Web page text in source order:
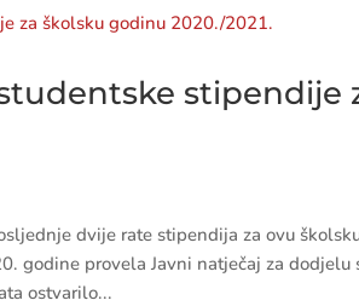
stipendije
dvije rate stipendija za ovu
godine provela Javni natječaj za dodjelu
ostvarilo...